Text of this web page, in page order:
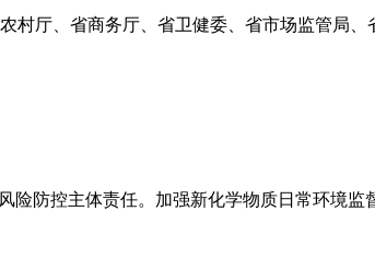
村厅、省商务厅、省卫健委、省市场监管局、
险防控主体责任。加强新化学物质日常环境监